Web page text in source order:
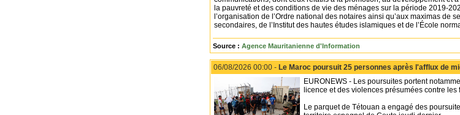
la pauvreté et des conditions de vie des ménages sur la période 2019-
l’organisation de l’Ordre national des notaires ainsi qu’aux maximas
secondaires, de l’Institut des hautes études islamiques et de l’École
Source : Agence Mauritanienne d'Information
06/08/2026 00:00 - Le Maroc poursuit 25 personnes après l'afflux de
EURONEWS - Les poursuites portent
licence et des violences présumées contre les
Le parquet de Tétouan a engagé des